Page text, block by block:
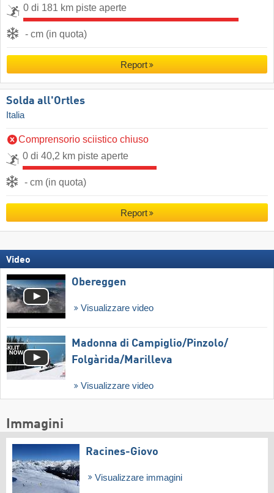
0 di 181 km piste aperte
- cm (in quota)
Report
Solda all'Ortles
Italia
Comprensorio sciistico chiuso
0 di 40,2 km piste aperte
- cm (in quota)
Report
Video
Obereggen
Visualizzare video
Madonna di Campiglio/​Pinzolo/​
Folgàrida/​Marilleva
Visualizzare video
Immagini
Racines-Giovo
Visualizzare immagini